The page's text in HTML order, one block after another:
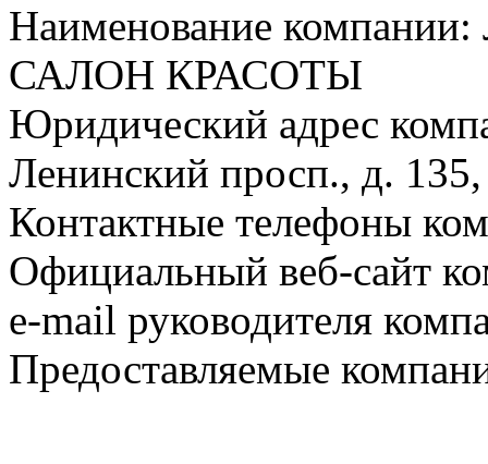
Наименование
САЛОН КРАСОТЫ
Юридический адрес
Ленинский просп., д.
Контактные телефоны
Официальный веб-сайт
e-mail руководителя
Предоставляемые